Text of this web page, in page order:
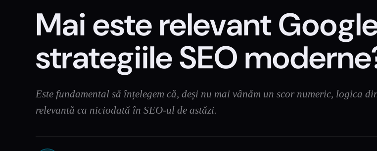
Mai este relevant
strategiile SEO
Este fundamental să înțelegem că, deși nu mai vânăm un scor numeric, logica
relevantă ca niciodată în SEO-ul de astăzi.